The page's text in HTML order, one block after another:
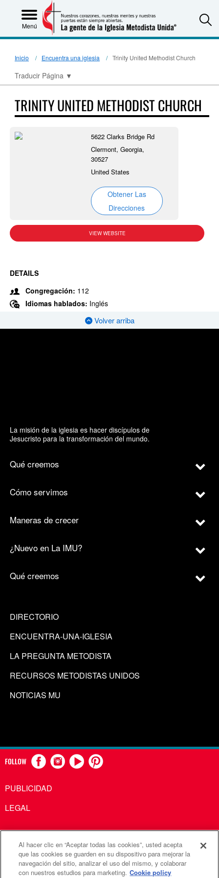
Menú
Inicio Encuentra una iglesia Trinity United Methodist Church
Traducir Página ▼
TRINITY UNITED METHODIST CHURCH
5622 Clarks Bridge Rd
Clermont, Georgia,
30527
United States
Obtener Las
Direcciones
VIEW WEBSITE
DETAILS
Congregación: 112
Idiomas hablados: Inglés
Volver arriba
La misión de la iglesia es hacer discípulos de
Jesucristo para la transformación del mundo.
Qué creemos
Cómo servimos
Maneras de crecer
¿Nuevo en La IMU?
Qué creemos
DIRECTORIO
ENCUENTRA-UNA-IGLESIA
LA PREGUNTA METODISTA
RECURSOS METODISTAS UNIDOS
NOTICIAS MU
FOLLOW
PUBLICIDAD
LEGAL
Comunicaciones Metodistas Unidas es una agencia de la
Iglesia Metodista Unida
Al hacer clic en “Aceptar todas las cookies”, usted acepta
que las cookies se guarden en su dispositivo para mejorar la
navegación del sitio, analizar el uso del mismo, y colaborar
con nuestros estudios para marketing. Cookie policy